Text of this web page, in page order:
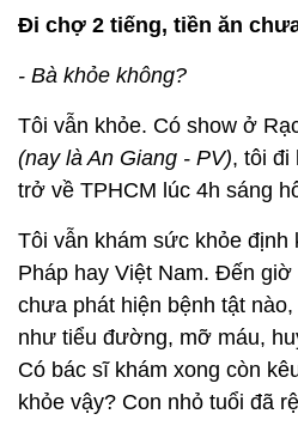
Đi chợ 2 tiếng, tiền ăn
- Bà khỏe không?
Tôi vẫn khỏe. Có show ở
(nay là An Giang - PV), tôi đi
trở về TPHCM lúc 4h sáng
Tôi vẫn khám sức khỏe định
Pháp hay Việt Nam. Đến giờ
chưa phát hiện bệnh tật
như tiểu đường, mỡ máu,
Có bác sĩ khám xong còn
khỏe vậy? Con nhỏ tuổi đã